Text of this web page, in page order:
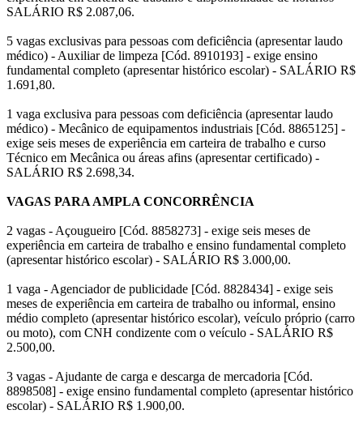
SALÁRIO R$ 2.087,06.
5 vagas exclusivas para pessoas com deficiência (apresentar laudo
médico) - Auxiliar de limpeza [Cód. 8910193] - exige ensino
fundamental completo (apresentar histórico escolar) - SALÁRIO R$
1.691,80.
1 vaga exclusiva para pessoas com deficiência (apresentar laudo
médico) - Mecânico de equipamentos industriais [Cód. 8865125] -
exige seis meses de experiência em carteira de trabalho e curso
Técnico em Mecânica ou áreas afins (apresentar certificado) -
SALÁRIO R$ 2.698,34.
VAGAS PARA AMPLA CONCORRÊNCIA
2 vagas - Açougueiro [Cód. 8858273] - exige seis meses de
experiência em carteira de trabalho e ensino fundamental completo
(apresentar histórico escolar) - SALÁRIO R$ 3.000,00.
1 vaga - Agenciador de publicidade [Cód. 8828434] - exige seis
meses de experiência em carteira de trabalho ou informal, ensino
médio completo (apresentar histórico escolar), veículo próprio (carro
ou moto), com CNH condizente com o veículo - SALÁRIO R$
2.500,00.
3 vagas - Ajudante de carga e descarga de mercadoria [Cód.
8898508] - exige ensino fundamental completo (apresentar histórico
escolar) - SALÁRIO R$ 1.900,00.